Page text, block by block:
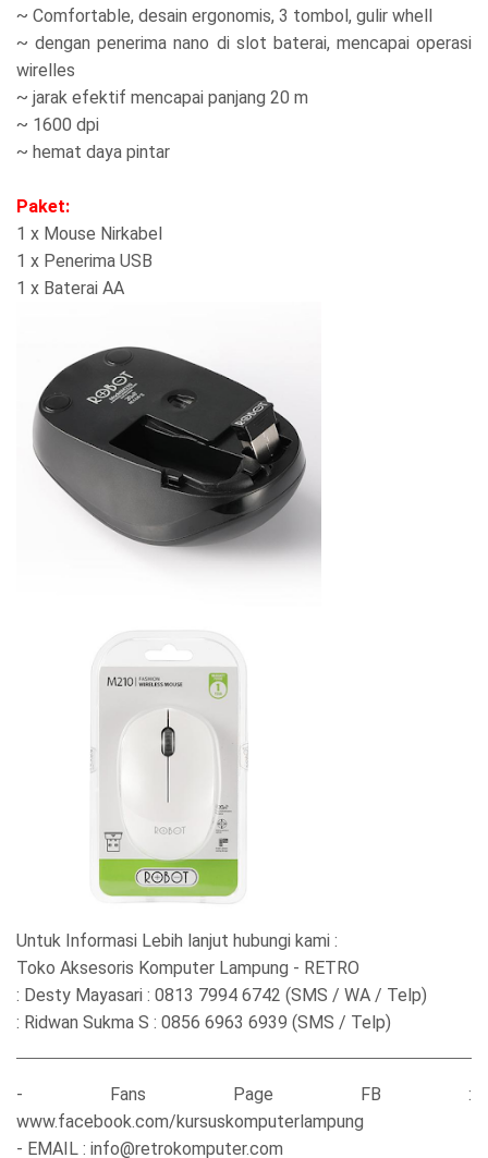
~ Comfortable, desain ergonomis, 3 tombol, gulir whell
~ dengan penerima nano di slot baterai, mencapai operasi
wirelles
~ jarak efektif mencapai panjang 20 m
~ 1600 dpi
~ hemat daya pintar
Paket:
1 x Mouse Nirkabel
1 x Penerima USB
1 x Baterai AA
Untuk Informasi Lebih lanjut hubungi kami :
Toko Aksesoris Komputer Lampung - RETRO
: Desty Mayasari : 0813 7994 6742 (SMS / WA / Telp)
: Ridwan Sukma S : 0856 6963 6939 (SMS / Telp)
- Fans Page FB :
www.facebook.com/kursuskomputerlampung
- EMAIL : info@retrokomputer.com